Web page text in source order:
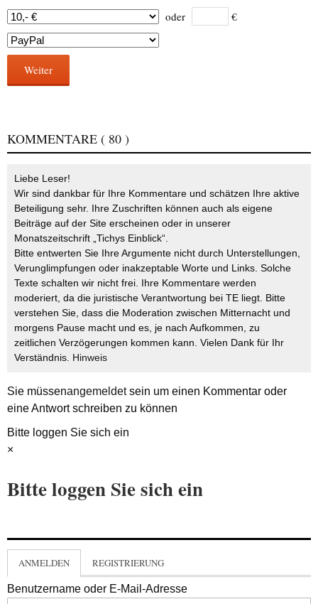
oder €
Weiter
KOMMENTARE ( 80 )
Liebe Leser!
Wir sind dankbar für Ihre Kommentare und schätzen Ihre aktive
Beteiligung sehr. Ihre Zuschriften können auch als eigene
Beiträge auf der Site erscheinen oder in unserer
Monatszeitschrift „Tichys Einblick“.
Bitte entwerten Sie Ihre Argumente nicht durch Unterstellungen,
Verunglimpfungen oder inakzeptable Worte und Links. Solche
Texte schalten wir nicht frei. Ihre Kommentare werden
moderiert, da die juristische Verantwortung bei TE liegt. Bitte
verstehen Sie, dass die Moderation zwischen Mitternacht und
morgens Pause macht und es, je nach Aufkommen, zu
zeitlichen Verzögerungen kommen kann. Vielen Dank für Ihr
Verständnis. Hinweis
Sie müssenangemeldetsein um einen Kommentar oder
eine Antwort schreiben zu können
Bitte loggen Sie sich ein
×
Bitte loggen Sie sich ein
ANMELDEN REGISTRIERUNG
Benutzername oder E-Mail-Adresse